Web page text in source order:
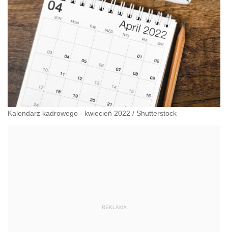
Kalendarz kadrowego - kwiecień 2022 / Shutterstock